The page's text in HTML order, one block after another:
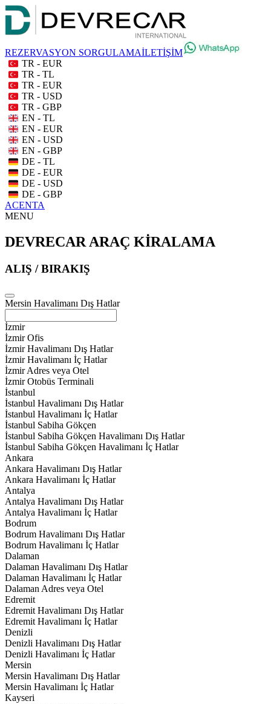
REZERVASYON SORGULAMAİLETİŞİM
TR - EUR
TR - TL
TR - EUR
TR - USD
TR - GBP
EN - TL
EN - EUR
EN - USD
EN - GBP
DE - TL
DE - EUR
DE - USD
DE - GBP
ACENTA
MENU
DEVRECAR ARAÇ KİRALAMA
ALIŞ / BIRAKIŞ
Mersin Havalimanı Dış Hatlar
İzmir
İzmir Ofis
İzmir Havalimanı Dış Hatlar
İzmir Havalimanı İç Hatlar
İzmir Adres veya Otel
İzmir Otobüs Terminali
İstanbul
İstanbul Havalimanı Dış Hatlar
İstanbul Havalimanı İç Hatlar
İstanbul Sabiha Gökçen
İstanbul Sabiha Gökçen Havalimanı Dış Hatlar
İstanbul Sabiha Gökçen Havalimanı İç Hatlar
Ankara
Ankara Havalimanı Dış Hatlar
Ankara Havalimanı İç Hatlar
Antalya
Antalya Havalimanı Dış Hatlar
Antalya Havalimanı İç Hatlar
Bodrum
Bodrum Havalimanı Dış Hatlar
Bodrum Havalimanı İç Hatlar
Dalaman
Dalaman Havalimanı Dış Hatlar
Dalaman Havalimanı İç Hatlar
Dalaman Adres veya Otel
Edremit
Edremit Havalimanı Dış Hatlar
Edremit Havalimanı İç Hatlar
Denizli
Denizli Havalimanı Dış Hatlar
Denizli Havalimanı İç Hatlar
Mersin
Mersin Havalimanı Dış Hatlar
Mersin Havalimanı İç Hatlar
Kayseri